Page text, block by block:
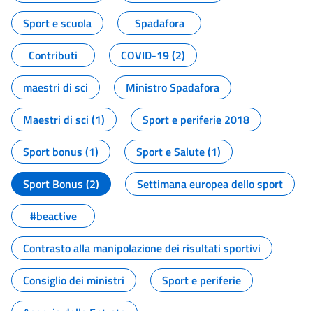
Sport e scuola
Spadafora
Contributi
COVID-19 (2)
maestri di sci
Ministro Spadafora
Maestri di sci (1)
Sport e periferie 2018
Sport bonus (1)
Sport e Salute (1)
Sport Bonus (2)
Settimana europea dello sport
#beactive
Contrasto alla manipolazione dei risultati sportivi
Consiglio dei ministri
Sport e periferie